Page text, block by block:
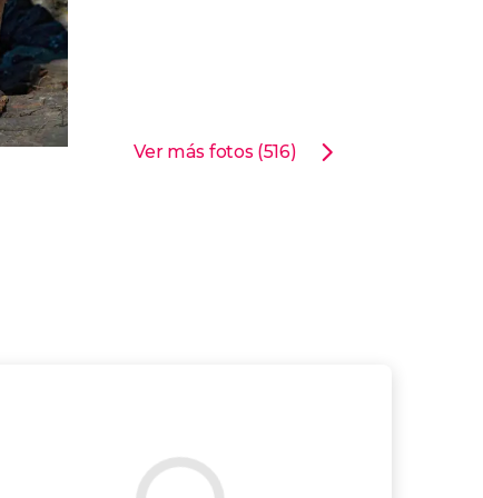
Ver más fotos (516)